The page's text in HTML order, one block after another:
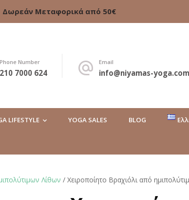
Δωρεάν Μεταφορικά από 50€
Phone Number
210 7000 624
Email
info@niyamas-yoga.com
LIFESTYLE YOGA SALES BLOG
Λίθων / Χειροποίητο Βραχιόλι από